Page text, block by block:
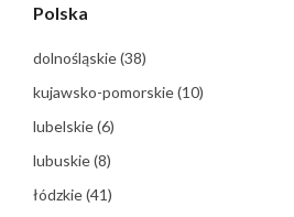
Polska
dolnośląskie(38)
kujawsko-pomorskie(10)
lubelskie(6)
lubuskie(8)
łódzkie(41)